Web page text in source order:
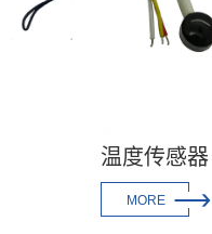
温度传感器
MORE 